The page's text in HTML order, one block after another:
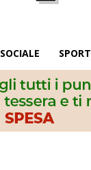
SOCIALE SPORT